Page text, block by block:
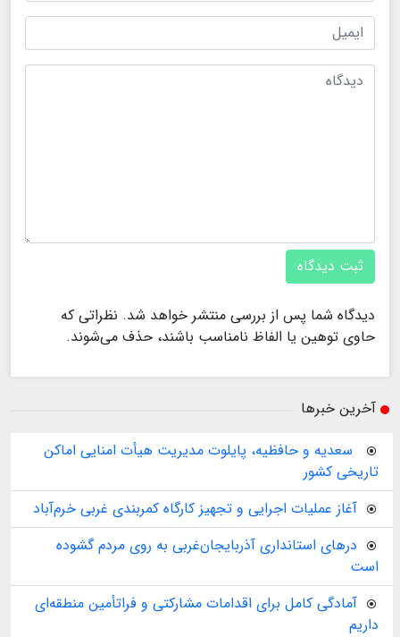
ثبت دیدگاه
دیدگاه شما پس از بررسی منتشر خواهد شد. نظراتی که
حاوی توهین یا الفاظ نامناسب باشند، حذف می‌شوند.
آخرین خبرها
️ سعدیه و حافظیه، پایلوت مدیریت هیأت امنایی اماکن
تاریخی کشور
آغاز عملیات اجرایی و تجهیز کارگاه کمربندی غربی خرم‌آباد
درهای استانداری آذربایجان‌غربی به روی مردم گشوده
است
آمادگی کامل برای اقدامات مشارکتی و فراتأمین منطقه‌ای
داریم